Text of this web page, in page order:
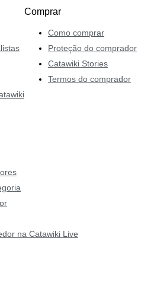
Comprar
Como comprar
Proteção do comprador
Catawiki Stories
Termos do comprador
na Catawiki Live